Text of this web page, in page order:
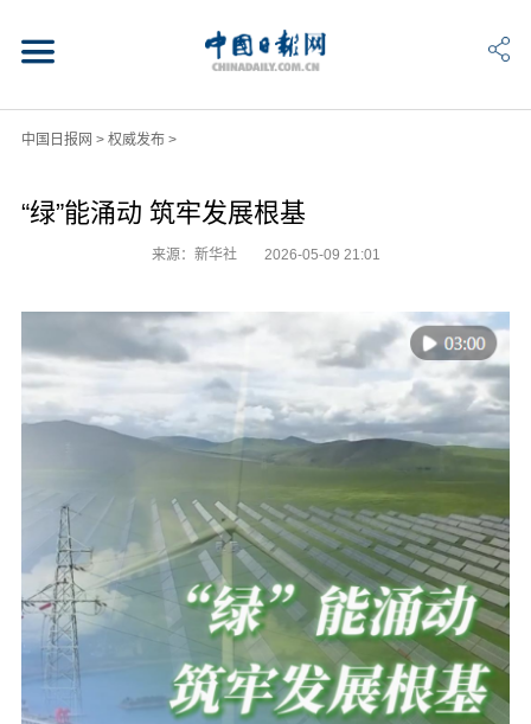
中国日报网 > 权威发布>
“绿”能涌动 筑牢发展根基
来源：新华社 2026-05-09 21:01